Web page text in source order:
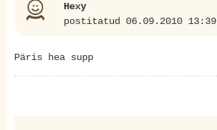
Hexy
postitatud 06.09.2010 13:39
Päris hea supp